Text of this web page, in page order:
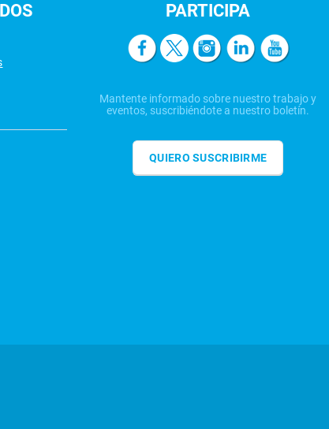
PARTICIPA
Mantente informado sobre nuestro trabajo y
eventos, suscribiéndote a nuestro boletín.
QUIERO SUSCRIBIRME